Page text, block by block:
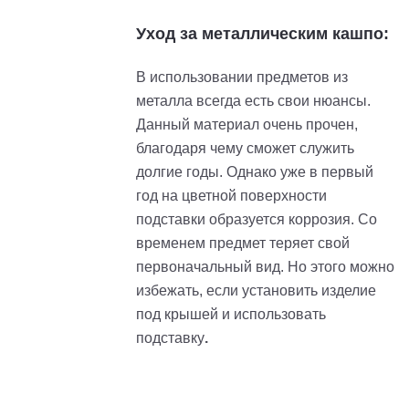
Уход за металлическим кашпо:
В использовании предметов из
металла всегда есть свои нюансы.
Данный материал очень прочен,
благодаря чему сможет служить
долгие годы. Однако уже в первый
год на цветной поверхности
подставки образуется коррозия. Со
временем предмет теряет свой
первоначальный вид. Но этого можно
избежать, если установить изделие
под крышей и использовать
подставку.